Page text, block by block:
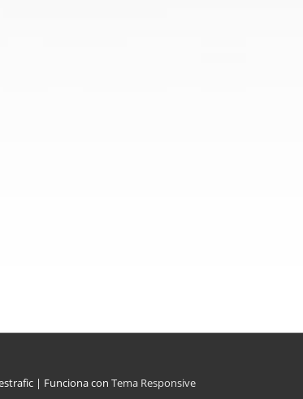
| Funciona con Tema Responsive